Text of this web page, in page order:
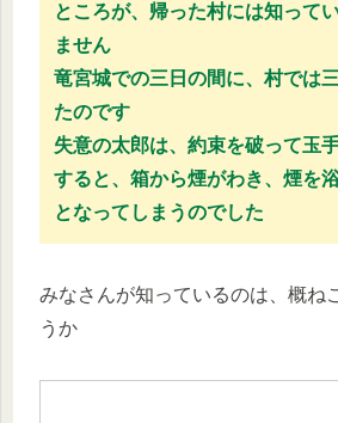
ところが、帰った村には知って
ません
竜宮城での三日の間に、村では
たのです
失意の太郎は、約束を破って玉
すると、箱から煙がわき、煙を
となってしまうのでした
みなさんが知っているのは、概ね
うか